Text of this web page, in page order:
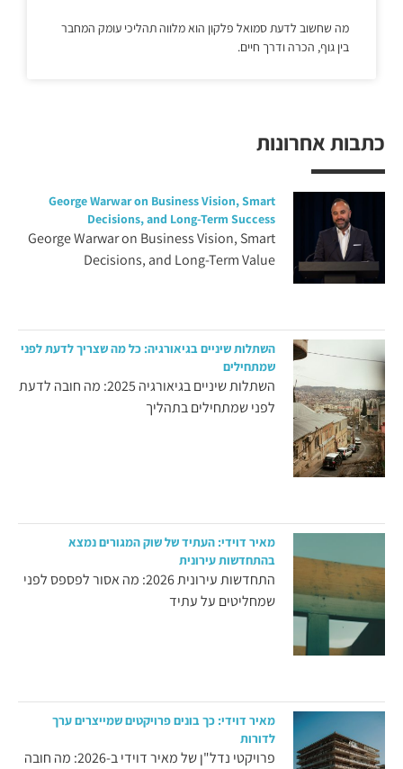
כתבות אחרונות
George Warwar on Business Vision, Smart
Decisions, and Long-Term Success
George Warwar on Business Vision, Smart
Decisions, and Long-Term Value
השתלות שיניים בגיאורגיה: כל מה שצריך לדעת לפני
שמתחילים
השתלות שיניים בגיאורגיה 2025: מה חובה לדעת
לפני שמתחילים בתהליך
מאיר דוידי: העתיד של שוק המגורים נמצא
בהתחדשות עירונית
התחדשות עירונית 2026: מה אסור לפספס לפני
שמחליטים על עתיד
מאיר דוידי: כך בונים פרויקטים שמייצרים ערך
לדורות
פרויקטי נדל"ן של מאיר דוידי ב-2026: מה חובה
מה שחשוב לדעת סמואל פלקון הוא מלווה תהליכי עומק המחבר
בין גוף, הכרה ודרך חיים.